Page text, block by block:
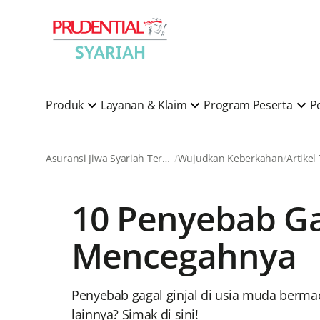
Produk Layanan & Klaim Program Peserta
Asuransi Jiwa Syariah Terkemuka di Indonesia Wujudkan Keberkahan Artikel
10 Penyebab
Mencegahnya
Penyebab gagal ginjal di usia muda
lainnya? Simak di sini!